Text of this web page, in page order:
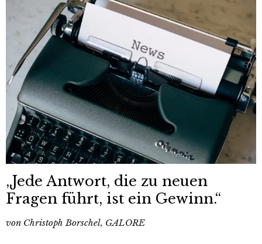
„Jede Antwort, die zu neuen
Fragen führt, ist ein Gewinn.“
von Christoph Borschel, GALORE